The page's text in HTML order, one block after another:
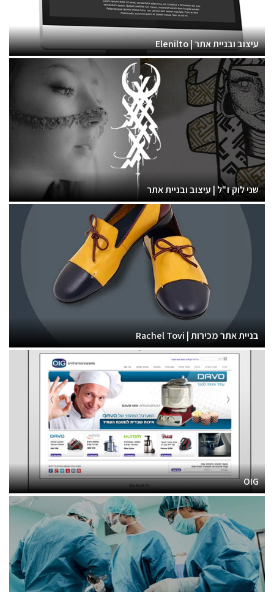
עיצוב ובניית אתר | Elenilto
שני לוק ז"ל | עיצוב ובניית אתר
בניית אתר מכירות | Rachel Tovi
OIG